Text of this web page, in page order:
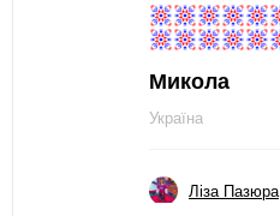
Микола
Україна
Ліза Пазюра